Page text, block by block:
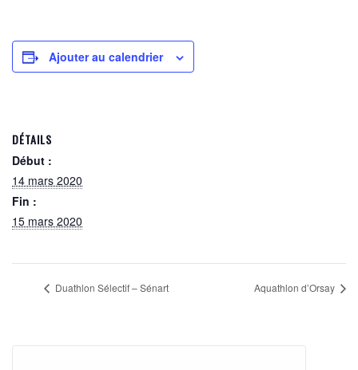
Ajouter au calendrier
DÉTAILS
Début :
14 mars 2020
Fin :
15 mars 2020
Duathlon Sélectif – Sénart Aquathlon d’Orsay